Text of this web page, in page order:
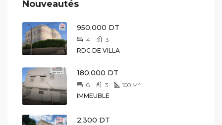
Nouveautés
950,000 DT
4
3
RDC DE VILLA
180,000 DT
6 3 100 M²
IMMEUBLE
2,300 DT